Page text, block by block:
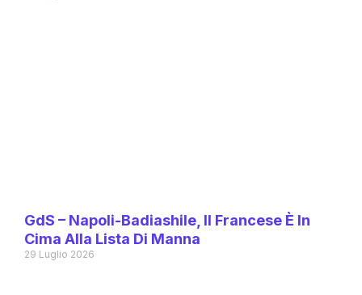
GdS – Napoli-Badiashile, Il Francese È In
Cima Alla Lista Di Manna
29 Luglio 2026